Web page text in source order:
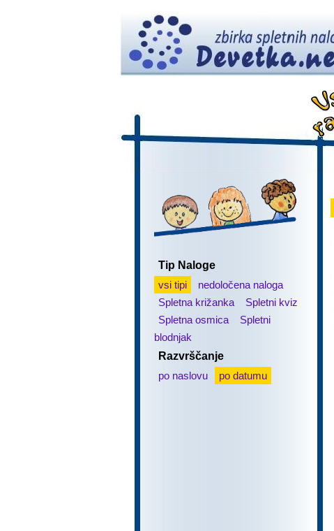
Tip Naloge
vsi tipi
nedoločena naloga
Spletna križanka
Spletni kviz
Spletna osmica
Spletni
blodnjak
Razvrščanje
po naslovu
po datumu